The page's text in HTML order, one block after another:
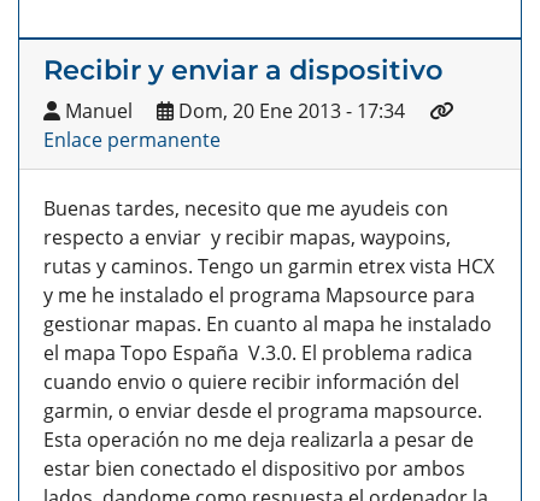
Recibir y enviar a dispositivo
Manuel
Dom, 20 Ene 2013 - 17:34
Enlace permanente
Buenas tardes, necesito que me ayudeis con
respecto a enviar y recibir mapas, waypoins,
rutas y caminos. Tengo un garmin etrex vista HCX
y me he instalado el programa Mapsource para
gestionar mapas. En cuanto al mapa he instalado
el mapa Topo España V.3.0. El problema radica
cuando envio o quiere recibir información del
garmin, o enviar desde el programa mapsource.
Esta operación no me deja realizarla a pesar de
estar bien conectado el dispositivo por ambos